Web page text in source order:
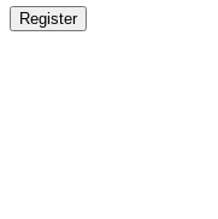
Register